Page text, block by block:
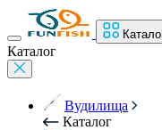
Каталог
Вудилища
Каталог